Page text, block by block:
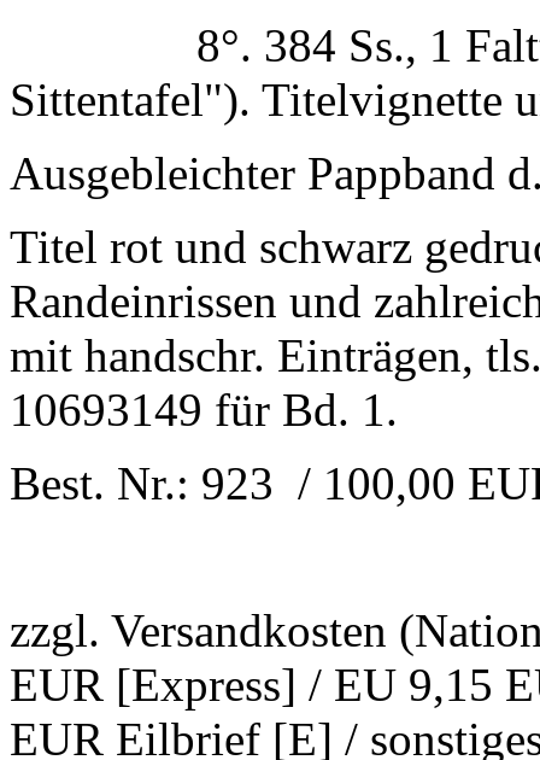
8°. 384 Ss., 1
Sittentafel"). Titelvignette
Ausgebleichter Pappband
Titel rot und schwarz
Randeinrissen und
mit handschr. Einträgen,
10693149 für Bd. 1.
Best. Nr.: 923 / 100,00
zzgl. Versandkosten
EUR [Express] / EU 9,15
EUR Eilbrief [E] /